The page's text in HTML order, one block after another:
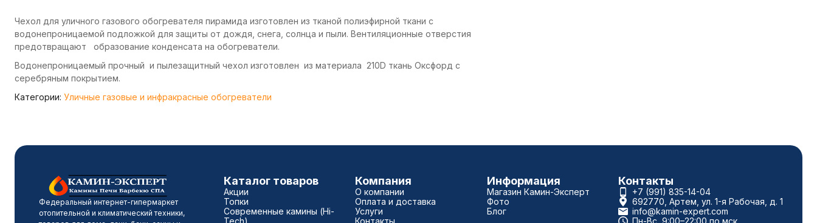
Чехол для уличного газового обогревателя пирамида изготовлен из тканой полиэфирной ткани с
водонепроницаемой подложкой для защиты от дождя, снега, солнца и пыли. Вентиляционные отверстия
предотвращают образование конденсата на обогреватели.
Водонепроницаемый прочный и пылезащитный чехол изготовлен из материала 210D ткань Оксфорд с
серебряным покрытием.
Категории: Уличные газовые и инфракрасные обогреватели
Федеральный интернет-гипермаркет
отопительной и климатический техники,
Каталог товаров
Акции
Топки
Современные камины (Hi-
Tech)
Компания
О компании
Оплата и доставка
Услуги
Контакты
Информация
Магазин Камин-Эксперт
Фото
Блог
Контакты
+7 (991) 835-14-04
692770, Артем, ул. 1-я Рабочая, д. 1
info@kamin-expert.com
Пн-Вс, 9:00–22:00 по мск.